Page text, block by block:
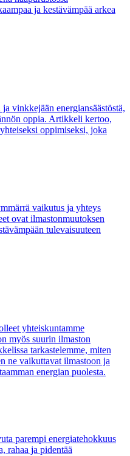
ja kestävämpää arkea
vinkkejään energiansäästöstä,
oppia. Artikkeli kertoo,
oppimiseksi, joka
vaikutus ja yhteys
ovat ilmastonmuutoksen
tulevaisuuteen
yhteiskuntamme
myös suurin ilmaston
tarkastelemme, miten
ne vaikuttavat ilmastoon ja
energian puolesta.
parempi energiatehokkuus
rahaa ja pidentää